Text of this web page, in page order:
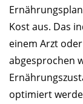
Kost aus. Das
einem Arzt
abgesprochen
optimiert